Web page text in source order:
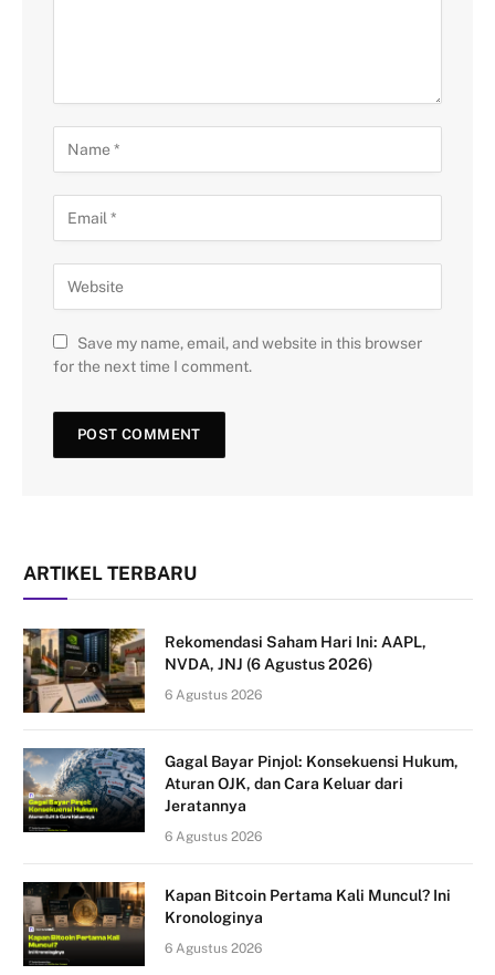
Save my name, email, and website in this browser
for the next time I comment.
ARTIKEL TERBARU
Rekomendasi Saham Hari Ini: AAPL,
NVDA, JNJ (6 Agustus 2026)
6 Agustus 2026
Gagal Bayar Pinjol: Konsekuensi Hukum,
Aturan OJK, dan Cara Keluar dari
Jeratannya
6 Agustus 2026
Kapan Bitcoin Pertama Kali Muncul? Ini
Kronologinya
6 Agustus 2026